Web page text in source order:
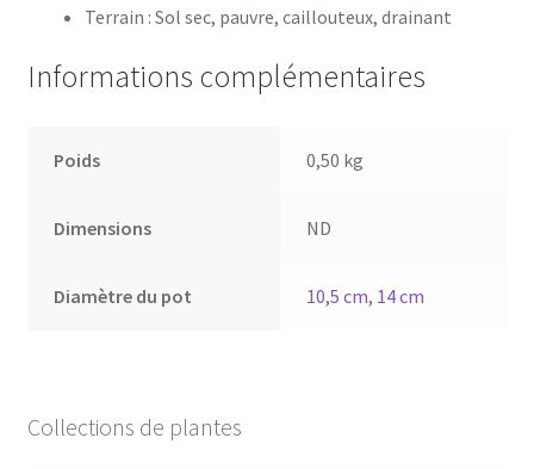
Terrain : Sol sec, pauvre, caillouteux, drainant
Informations complémentaires
Poids 0,50 kg
Dimensions ND
Diamètre du pot 10,5 cm, 14 cm
Collections de plantes